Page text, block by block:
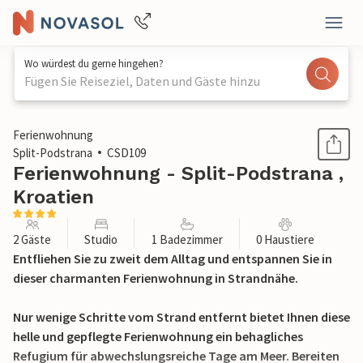
Wo würdest du gerne hingehen?
Fügen Sie Reiseziel, Daten und Gäste hinzu
1 / 16
Ferienwohnung
Split-Podstrana
CSD109
Ferienwohnung - Split-Podstrana ,
Kroatien
2 Gäste Studio 1 Badezimmer 0 Haustiere
Entfliehen Sie zu zweit dem Alltag und entspannen Sie in
dieser charmanten Ferienwohnung in Strandnähe.
Nur wenige Schritte vom Strand entfernt bietet Ihnen diese
helle und gepflegte Ferienwohnung ein behagliches
Refugium für abwechslungsreiche Tage am Meer. Bereiten